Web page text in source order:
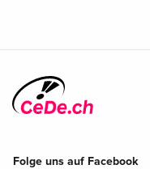
Folge uns auf Facebook